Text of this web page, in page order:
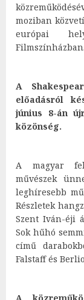
moziban
európai
Filmszínházban.
A
előadásról
június 8-án
közönség.
A magyar
művészek
leghíresebb
Részletek
Szent Iván-éji
Sok hűhó
című
Falstaff és
A